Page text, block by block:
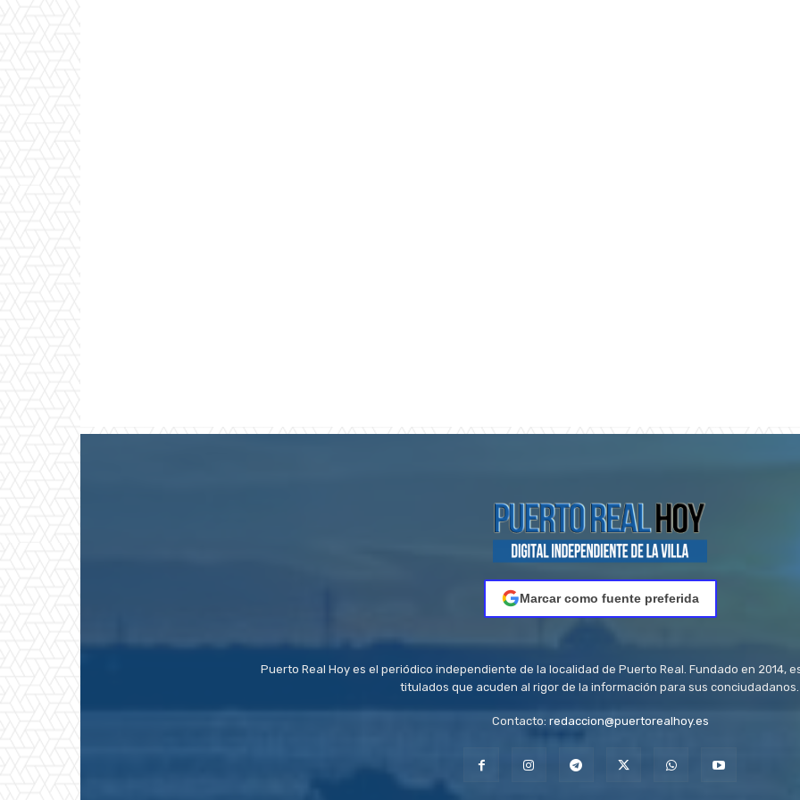
Marcar como fuente preferida
Puerto Real Hoy es el periódico independiente de la localidad de Puerto Real. Fundado en 2014,
titulados que acuden al rigor de la información para sus conciudadanos.
Contacto: redaccion@puertorealhoy.es